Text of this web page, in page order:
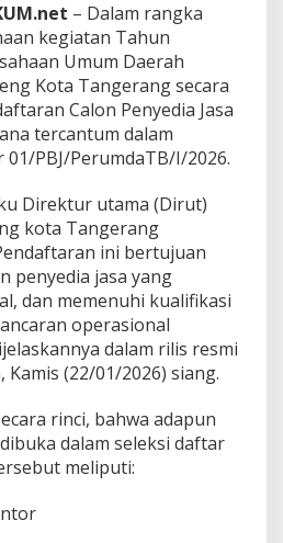
– Dalam rangka
kegiatan Tahun
Umum Daerah
Kota Tangerang secara
Calon Penyedia Jasa
tercantum dalam
PBJ/PerumdaTB/I/2026.
Direktur utama (Dirut)
kota Tangerang
ini bertujuan
penyedia jasa yang
dan memenuhi kualifikasi
operasional
dalam rilis resmi
(22/01/2026) siang.
rinci, bahwa adapun
dalam seleksi daftar
meliputi: